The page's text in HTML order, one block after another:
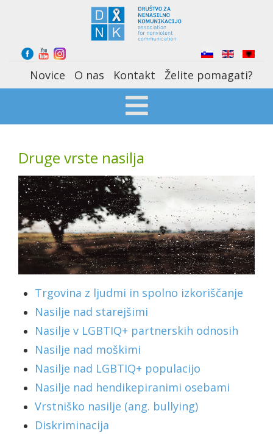
Select your language
Novice O nas Kontakt Želite pomagati?
Druge vrste nasilja
Trgovina z ljudmi in spolno izkoriščanje
Nasilje nad starejšimi
Nasilje v LGBTIQ+ partnerskih odnosih
Nasilje nad moškimi
Nasilje nad LGBTIQ+ populacijo
Nasilje nad hendikepiranimi osebami
Vrstniško nasilje (ang. bullying)
Diskriminacija